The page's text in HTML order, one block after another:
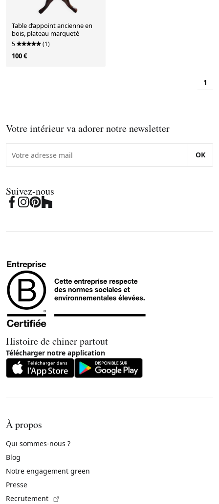
Table d’appoint ancienne en
bois, plateau marqueté
5 (1)
100 €
1
Votre intérieur va adorer notre newsletter
OK
Suivez-nous
Histoire de chiner partout
Télécharger notre application
À propos
Qui sommes-nous ?
Blog
Notre engagement green
Presse
Recrutement